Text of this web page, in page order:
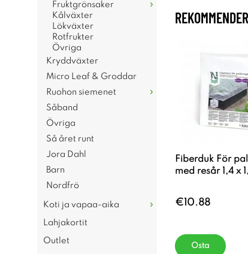
Fruktgrönsaker
Kålväxter
Lökväxter
Rotfrukter
Övriga
Kryddväxter
Micro Leaf & Groddar
Ruohon siemenet
Såband
Övriga
Så året runt
Jora Dahl
Barn
Nordfrö
Koti ja vapaa-aika
Lahjakortit
Outlet
Fiberduk För
med resår 1,4 x
€10.88
Osta